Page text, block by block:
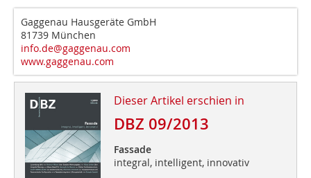
Gaggenau Hausgeräte GmbH
81739 München
info.de@gaggenau.com
www.gaggenau.com
Dieser Artikel erschien in
DBZ 09/2013
Fassade
integral, intelligent, innovativ